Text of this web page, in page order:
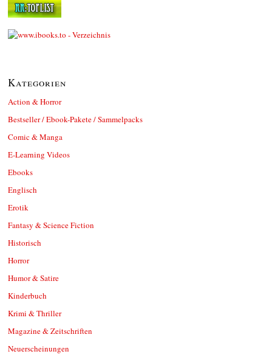
Kategorien
Action & Horror
Bestseller / Ebook-Pakete / Sammelpacks
Comic & Manga
E-Learning Videos
Ebooks
Englisch
Erotik
Fantasy & Science Fiction
Historisch
Horror
Humor & Satire
Kinderbuch
Krimi & Thriller
Magazine & Zeitschriften
Neuerscheinungen